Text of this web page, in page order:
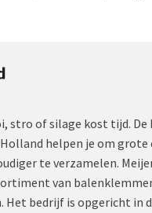
stro of silage kost tijd.
helpen je om grote
te verzamelen.
van
bedrijf is opgericht in